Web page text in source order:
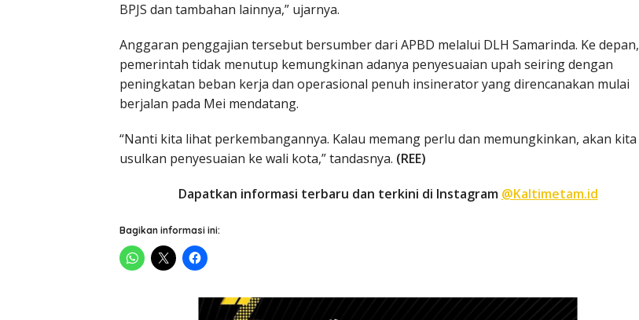
BPJS dan tambahan lainnya,” ujarnya.
Anggaran penggajian tersebut bersumber dari APBD melalui DLH Samarinda. Ke depan,
pemerintah tidak menutup kemungkinan adanya penyesuaian upah seiring dengan
peningkatan beban kerja dan operasional penuh insinerator yang direncanakan mulai
berjalan pada Mei mendatang.
“Nanti kita lihat perkembangannya. Kalau memang perlu dan memungkinkan, akan kita
usulkan penyesuaian ke wali kota,” tandasnya. (REE)
Dapatkan informasi terbaru dan terkini di Instagram @Kaltimetam.id
Bagikan informasi ini: